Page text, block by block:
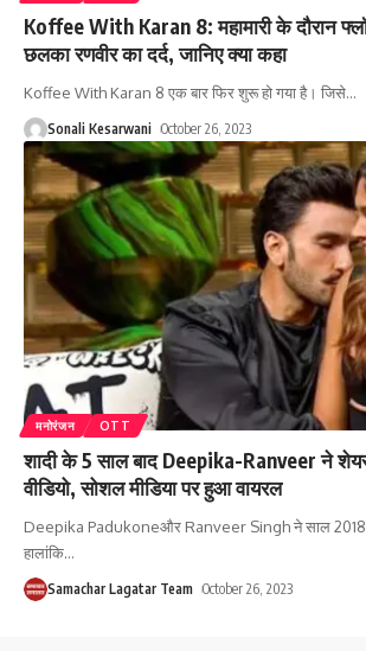
Koffee With Karan 8: महामारी के दौरान
छलका रणवीर का दर्द, जानिए क्या कहा
Koffee With Karan 8 एक बार फिर शुरू हो गया है। जिसे…
Sonali Kesarwani October 26, 2023
मनोरंजन OTT
शादी के 5 साल बाद Deepika-Ranveer ने
वीडियो, सोशल मीडिया पर हुआ वायरल
Deepika Padukoneऔर Ranveer Singh ने साल 2018
हालांकि…
Samachar Lagatar Team October 26, 2023